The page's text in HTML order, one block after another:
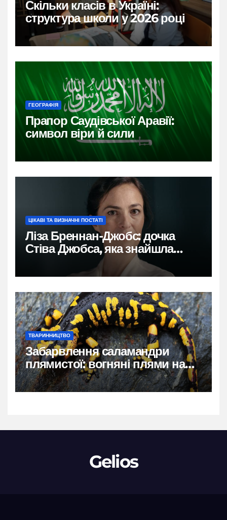
Скільки класів в Україні:
структура школи у 2026 році
ГЕОГРАФІЯ
Прапор Саудівської Аравії:
символ віри й сили
ЦІКАВІ ТА ВИЗНАЧНІ ПОСТАТІ
Ліза Бреннан-Джобс: дочка
Стіва Джобса, яка знайшла
власний голос
ТВАРИННИЦТВО
Забарвлення саламандри
плямистої: вогняні плями на
чорному тлі
Gelios